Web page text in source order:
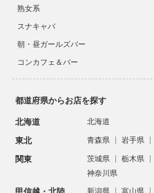
熟女系
スナキャバ
朝・昼ガールズバー
コンカフェ＆バー
都道府県からお店を探す
北海道 北海道
東北 青森県 岩手県
関東 茨城県 栃木県
神奈川県
新潟県 富山県